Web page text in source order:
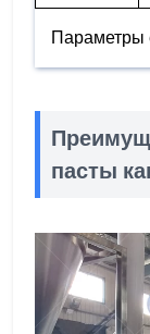
Параметры
пасты